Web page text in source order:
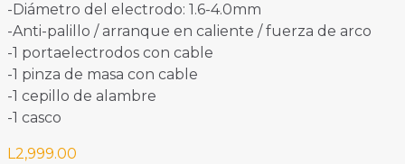
-Diámetro del electrodo: 1.6-4.0mm
-Anti-palillo / arranque en caliente / fuerza de arco
-1 portaelectrodos con cable
-1 pinza de masa con cable
-1 cepillo de alambre
-1 casco
L2,999.00